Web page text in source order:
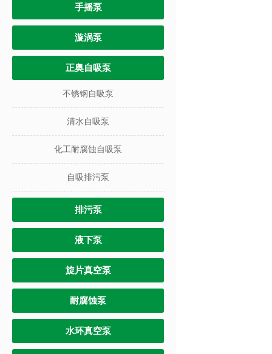
手摇泵
漩涡泵
正奥自吸泵
不锈钢自吸泵
清水自吸泵
化工耐腐蚀自吸泵
自吸排污泵
排污泵
液下泵
旋片真空泵
耐腐蚀泵
水环真空泵